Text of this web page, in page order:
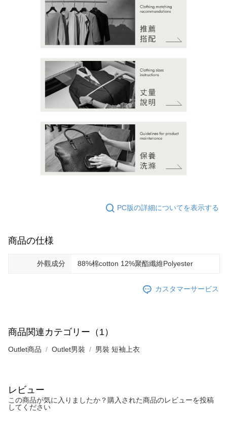
PC版の詳細についてを表示する
商品の仕様
外觀成分 88%棉cotton 12%聚酯纖維Polyester
カスタマーサービス
商品関連カテゴリー（1）
Outlet商品 Outlet男裝 男裝 短袖上衣
レビュー
この商品が気に入りましたか？購入された商品のレビューを投稿
してください